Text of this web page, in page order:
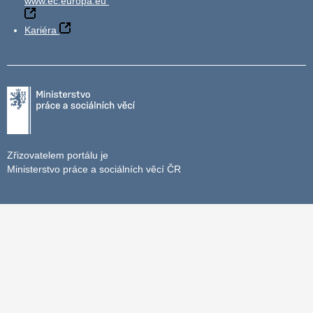
Kariéra
Zřizovatelem portálu je
Ministerstvo práce a sociálních věcí ČR